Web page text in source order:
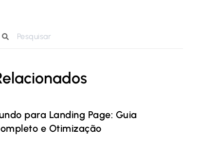
para Landing Page: Guia
e Otimização